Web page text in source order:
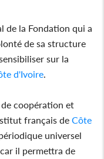
de la Fondation qui a
de sa structure
sur la
d'Ivoire
coopération et
français deCôte
universel
il permettra de